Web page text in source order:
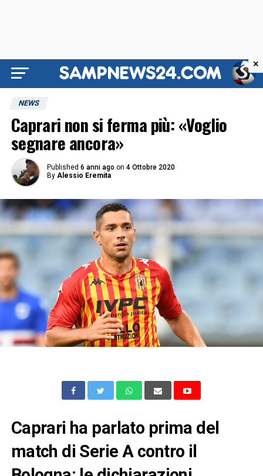
NEWS
Caprari non si ferma più: «Voglio
segnare ancora»
Published 6 anni ago on 4 Ottobre 2020
By Alessio Eremita
Caprari ha parlato prima del
match di Serie A contro il
×